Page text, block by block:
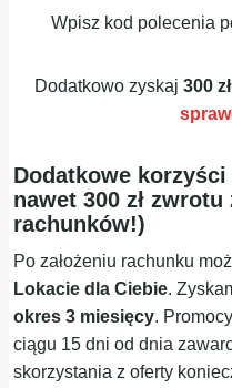
Wpisz kod polecenia
Dodatkowo zyskaj 300 zł
Dodatkowe
nawet 300 zł zwrotu
rachunków!)
Po założeniu rachunku
Lokacie dla Ciebie.
okres 3 miesięcy.
ciągu 15 dni od dnia
skorzystania z oferty